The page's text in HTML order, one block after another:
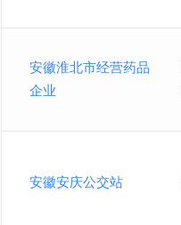
安徽淮北市经营药品
企业
安徽安庆公交站